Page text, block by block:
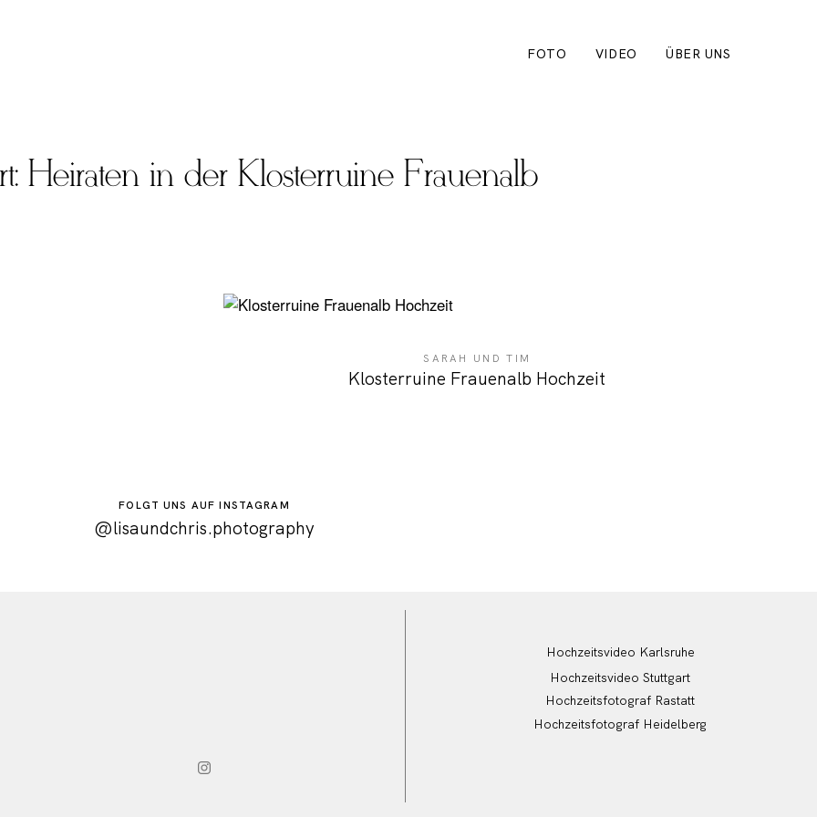
FOTO VIDEO ÜBER UNS
Heiraten in der Klosterruine Frauenalb
SARAH UND TIM
Klosterruine Frauenalb Hochzeit
FOLGT UNS AUF INSTAGRAM
@lisaundchris.photography
Hochzeitsvideo Karlsruhe
Hochzeitsvideo Stuttgart
Hochzeitsfotograf Rastatt
Hochzeitsfotograf Heidelberg